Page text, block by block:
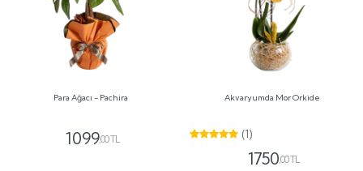
Para Ağacı - Pachira
1099,00 TL
Akvaryumda Mor Orkide
(1)
1750,00 TL